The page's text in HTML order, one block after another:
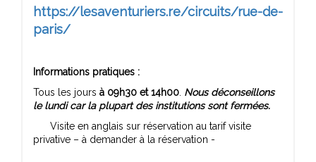
https://lesaventuriers.re/circuits/rue-de-
paris/
Informations pratiques :
Tous les jours à 09h30 et 14h00 Nous déconseillons
le lundi car la plupart des institutions sont fermées.
Visite en anglais sur réservation au tarif visite
privative – à demander à la réservation -